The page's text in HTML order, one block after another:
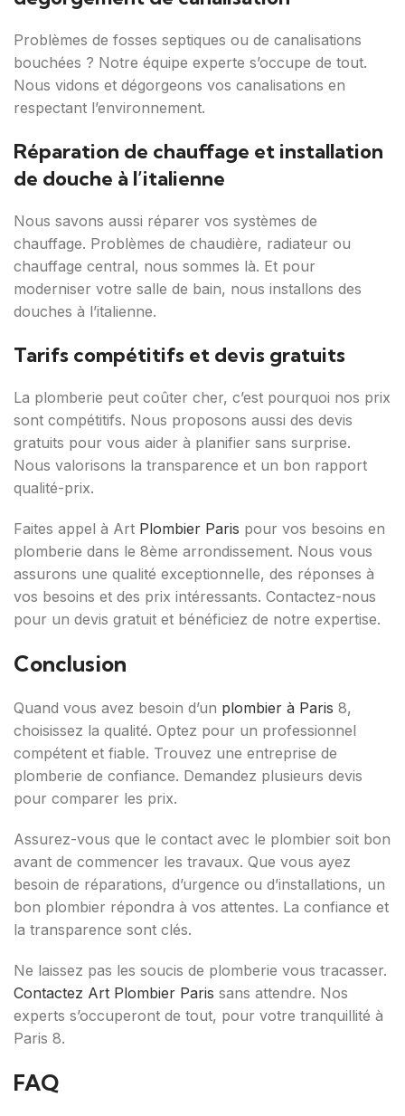
Problèmes de fosses septiques ou de canalisations
bouchées ? Notre équipe experte s’occupe de tout.
Nous vidons et dégorgeons vos canalisations en
respectant l’environnement.
Réparation de chauffage et installation
de douche à l’italienne
Nous savons aussi réparer vos systèmes de
chauffage. Problèmes de chaudière, radiateur ou
chauffage central, nous sommes là. Et pour
moderniser votre salle de bain, nous installons des
douches à l’italienne.
Tarifs compétitifs et devis gratuits
La plomberie peut coûter cher, c’est pourquoi nos prix
sont compétitifs. Nous proposons aussi des devis
gratuits pour vous aider à planifier sans surprise.
Nous valorisons la transparence et un bon rapport
qualité-prix.
Faites appel à Art Plombier Paris pour vos besoins en
plomberie dans le 8ème arrondissement. Nous vous
assurons une qualité exceptionnelle, des réponses à
vos besoins et des prix intéressants. Contactez-nous
pour un devis gratuit et bénéficiez de notre expertise.
Conclusion
Quand vous avez besoin d’un plombier à Paris 8,
choisissez la qualité. Optez pour un professionnel
compétent et fiable. Trouvez une entreprise de
plomberie de confiance. Demandez plusieurs devis
pour comparer les prix.
Assurez-vous que le contact avec le plombier soit bon
avant de commencer les travaux. Que vous ayez
besoin de réparations, d’urgence ou d’installations, un
bon plombier répondra à vos attentes. La confiance et
la transparence sont clés.
Ne laissez pas les soucis de plomberie vous tracasser.
Contactez Art Plombier Paris sans attendre. Nos
experts s’occuperont de tout, pour votre tranquillité à
Paris 8.
FAQ